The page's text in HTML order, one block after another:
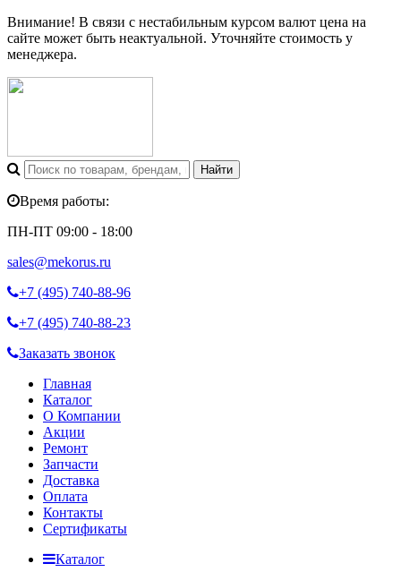
Внимание! В связи с нестабильным курсом валют цена на
сайте может быть неактуальной. Уточняйте стоимость у
менеджера.
Время работы:
ПН-ПТ 09:00 - 18:00
sales@mekorus.ru
+7 (495) 740-88-96
+7 (495) 740-88-23
Заказать звонок
Главная
Каталог
О Компании
Акции
Ремонт
Запчасти
Доставка
Оплата
Контакты
Сертификаты
Каталог